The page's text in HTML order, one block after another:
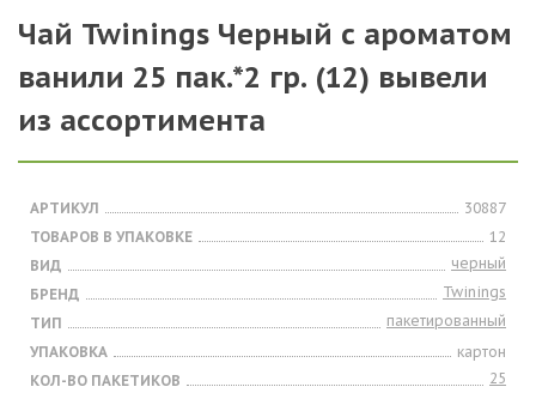
Чай Twinings Черный с ароматом
ванили 25 пак.*2 гр. (12) вывели
из ассортимента
АРТИКУЛ
30887
ТОВАРОВ В УПАКОВКЕ
12
ВИД
черный
БРЕНД
Twinings
ТИП
пакетированный
УПАКОВКА
картон
КОЛ-ВО ПАКЕТИКОВ
25